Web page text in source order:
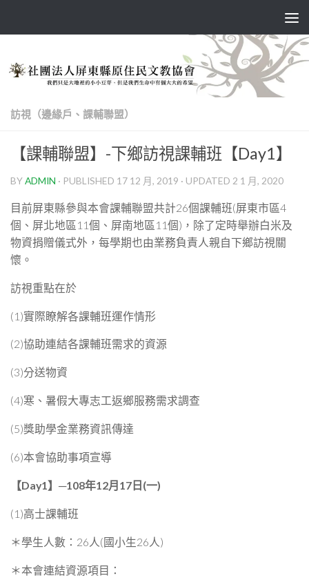
訪視（邊緣戶、課輔聯盟）
【課輔聯盟】-下鄉訪視課輔班【Day1】
BYADMIN · PUBLISHED 17 12 月, 2019 · UPDATED 2 1 月, 2020
目前屏東縣參與本會課輔聯盟共計26個課輔班(屏東市區4
個、屏北地區11個、屏南地區11個)，除了定時舉辦白米及
物資捐贈儀式外，每學期也由業務負責人親自下鄉訪視關
懷。
訪視重點在於
(1)實際瞭解各課輔班運作情形
(2)協助連結各課輔班需求的資源
(3)分送物資
(4)寒、暑假大專志工返鄉服務需求調查
(5)獎助學金業務資訊傳達
(6)本會協助事項宣導
【Day1】─108年12月17日(一)
(1)高士課輔班
＊學生人數：26人(國小生26人)
＊本會連結資源項目：